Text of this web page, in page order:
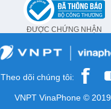
ĐƯỢC CHỨNG NHẬN
Theo dõi chúng tôi:
VNPT VinaPhone © 2019.